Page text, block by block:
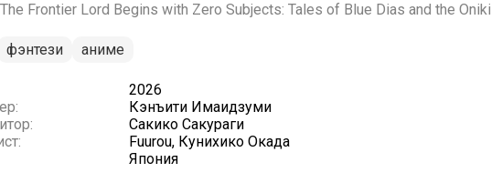
Frontier Lord Begins with Zero Subjects: Tales of Blue Dias and the
фэнтези аниме
2026
Кэнъити Имаидзуми
Сакико Сакураги
Fuurou, Кунихико Окада
Япония